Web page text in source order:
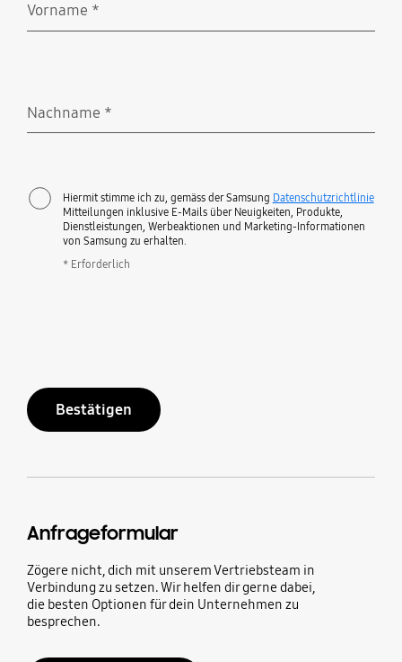
Vorname *
Nachname *
Hiermit stimme ich zu, gemäss der Samsung Datenschutzrichtlinie
Mitteilungen inklusive E-Mails über Neuigkeiten, Produkte,
Dienstleistungen, Werbeaktionen und Marketing-Informationen
von Samsung zu erhalten.
* Erforderlich
Bestätigen
Anfrageformular
Zögere nicht, dich mit unserem Vertriebsteam in
Verbindung zu setzen. Wir helfen dir gerne dabei,
die besten Optionen für dein Unternehmen zu
besprechen.